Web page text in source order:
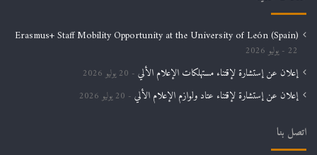
Erasmus+ Staff Mobility Opportunity at the University of León (Spain)
22 يوليو 2026
إعلان عن إستشارة لإقتناء مستهلكات الإعلام الألي 20 يوليو 2026
إعلان عن إستشارة لإقتناء عتاد ولوازم الإعلام الألي 20 يوليو 2026
اتصل بنا